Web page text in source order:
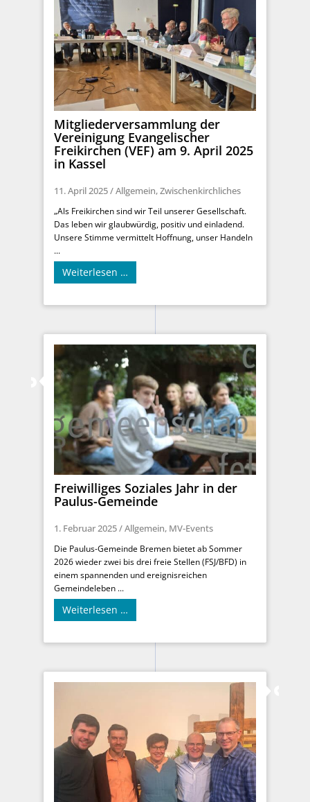
Mitgliederversammlung der
Vereinigung Evangelischer
Freikirchen (VEF) am 9. April 2025
in Kassel
11. April 2025/Allgemein,Zwischenkirchliches
„Als Freikirchen sind wir Teil unserer Gesellschaft.
Das leben wir glaubwürdig, positiv und einladend.
Unsere Stimme vermittelt Hoffnung, unser Handeln
...
Weiterlesen …
Freiwilliges Soziales Jahr in der
Paulus-Gemeinde
1. Februar 2025/Allgemein, MV-Events
Die Paulus-Gemeinde Bremen bietet ab Sommer
2026 wieder zwei bis drei freie Stellen (FSJ/BFD) in
einem spannenden und ereignisreichen
Gemeindeleben ...
Weiterlesen …